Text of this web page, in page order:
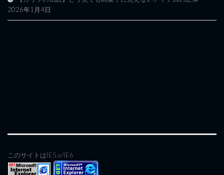
2026年1月4日
このサイトはIE5.x/IE6